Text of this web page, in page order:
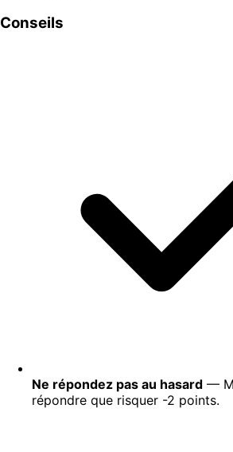
Conseils
Ne répondez pas au hasard —
répondre que risquer -2 points.